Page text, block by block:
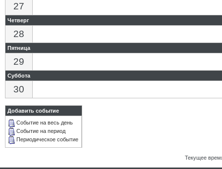
27
Четверг
28
Пятница
29
Суббота
30
Добавить событие
Событие на весь день
Событие на период
Периодическое событие
Текущее